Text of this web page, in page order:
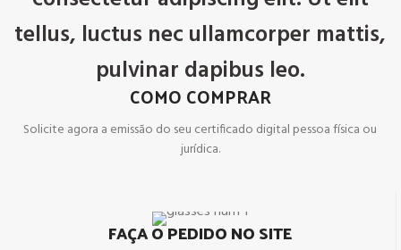
tellus, luctus nec ullamcorper mattis,
pulvinar dapibus leo.
COMO COMPRAR
Solicite agora a emissão do seu certificado digital pessoa física ou
jurídica.
FAÇA O PEDIDO NO SITE